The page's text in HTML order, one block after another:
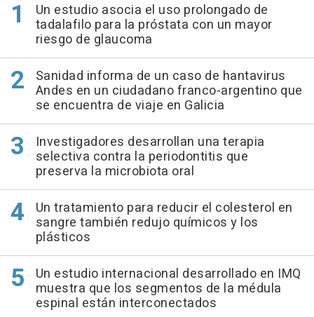
Un estudio asocia el uso prolongado de
tadalafilo para la próstata con un mayor
riesgo de glaucoma
Sanidad informa de un caso de hantavirus
Andes en un ciudadano franco-argentino que
se encuentra de viaje en Galicia
Investigadores desarrollan una terapia
selectiva contra la periodontitis que
preserva la microbiota oral
Un tratamiento para reducir el colesterol en
sangre también redujo químicos y los
plásticos
Un estudio internacional desarrollado en IMQ
muestra que los segmentos de la médula
espinal están interconectados